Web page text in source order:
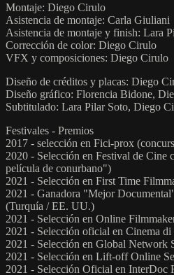
Montaje: Diego Cirulo
Asistencia de montaje: Carla Giuliani
Asistencia de montaje y finish: Lara
Corrección de color: Diego Cirulo
VFX y composiciones: Diego Cirulo
Diseño de créditos y placas: Diego
Diseño gráfico: Florencia Bidone,
Subtitulado: Lara Pilar Soto, Diego
Festivales - Premios
2017 - selección en Fici-prox
2020 - Selección en Festival de Cine
película de conurbano")
2021 - Selección en First Time
2021 - Ganadora "Mejor
(Turquía / EE. UU.)
2021 - Selección en Online
2021 - Selección oficial en Cinema
2021 - Selección en Global Network
2021 - Selección en Lift-off Online
2021 - Selección Oficial en InterDoc